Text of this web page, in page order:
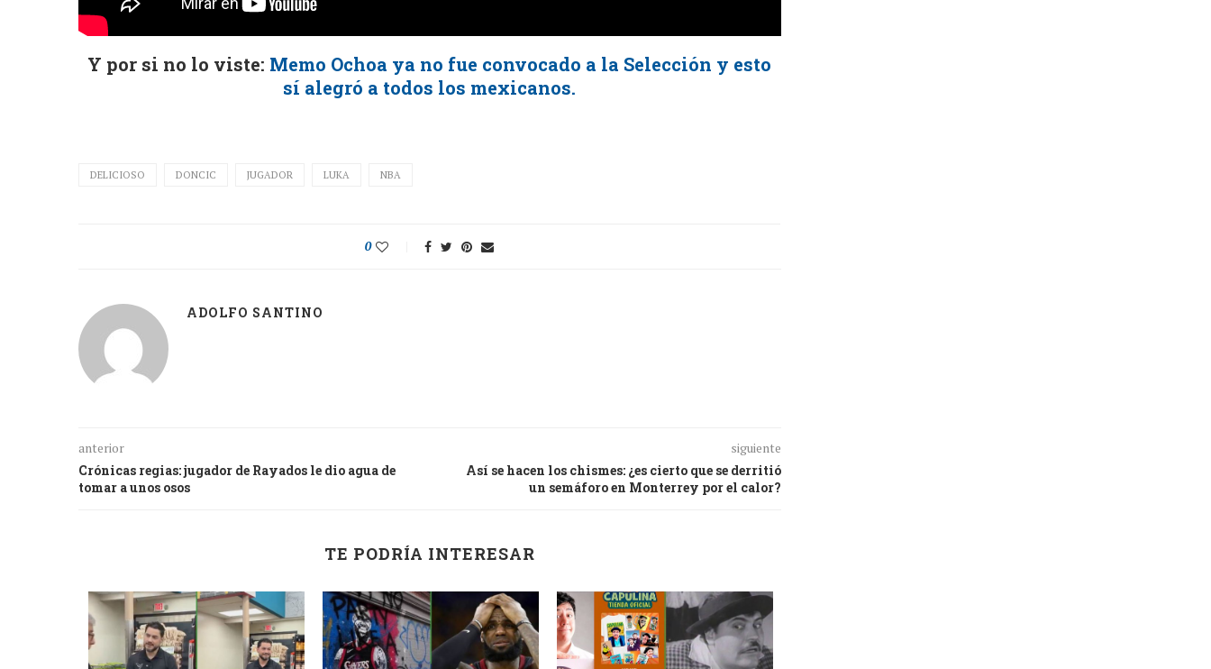
Y por si no lo viste: Memo Ochoa ya no fue convocado a la Selección y esto
sí alegró a todos los mexicanos.
DELICIOSO DONCIC JUGADOR LUKA NBA
0
ADOLFO SANTINO
anterior
Crónicas regias: jugador de Rayados le dio agua de
tomar a unos osos
siguiente
Así se hacen los chismes: ¿es cierto que se derritió
un semáforo en Monterrey por el calor?
TE PODRÍA INTERESAR